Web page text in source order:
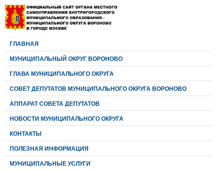
ГЛАВНАЯ
МУНИЦИПАЛЬНЫЙ ОКРУГ ВОРОНОВО
ГЛАВА МУНИЦИПАЛЬНОГО ОКРУГА
CОВЕТ ДЕПУТАТОВ МУНИЦИПАЛЬНОГО ОКРУГА ВОРОНОВО
АППАРАТ СОВЕТА ДЕПУТАТОВ
НОВОСТИ МУНИЦИПАЛЬНОГО ОКРУГА
КОНТАКТЫ
ПОЛЕЗНАЯ ИНФОРМАЦИЯ
МУНИЦИПАЛЬНЫЕ УСЛУГИ